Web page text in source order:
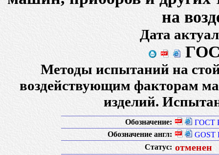
на
Дата
Методы испытаний на
воздействующим факторам
изделий.
Обозначение:
ГОСТ
Обозначение англ:
GOST
Статус: отменен